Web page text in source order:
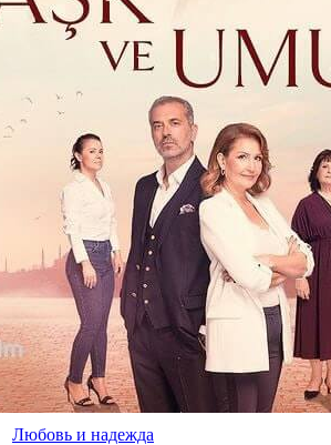
Любовь и надежда